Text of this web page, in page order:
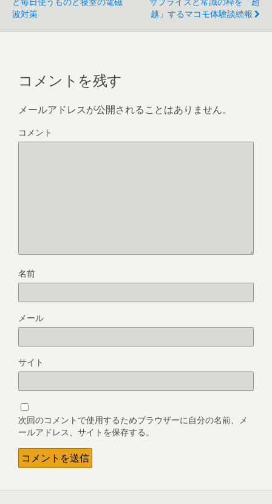
波対策
越」するマコモ体験談続報
コメントを残す
メールアドレスが公開されることはありません。
コメント
名前
メール
サイト
次回のコメントで使用するためブラウザーに自分の名前、メ
ールアドレス、サイトを保存する。